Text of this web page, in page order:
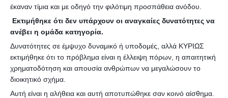
έκαναν τίμια και με οδηγό την φιλότιμη προσπάθεια ανόδου.
Εκτιμήθηκε ότι δεν υπάρχουν οι αναγκαίες δυνατότητες να
ανέβει η ομάδα κατηγορία.
Δυνατότητες σε έμψυχο δυναμικό ή υποδομές, αλλά ΚΥΡΙΩΣ
εκτιμήθηκε ότι το πρόβλημα είναι η έλλειψη πόρων, η απαιτητική
χρηματοδότηση και απουσία ανθρώπων να μεγαλώσουν το
διοικητικό σχήμα.
Αυτή είναι η αλήθεια και αυτή αποτυπώθηκε σαν κοινό αίσθημα.